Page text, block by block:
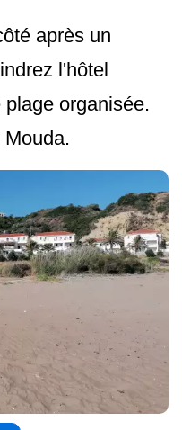
après un
l'hôtel
organisée.